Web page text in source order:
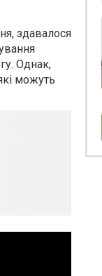
здавалося
Однак,
можуть